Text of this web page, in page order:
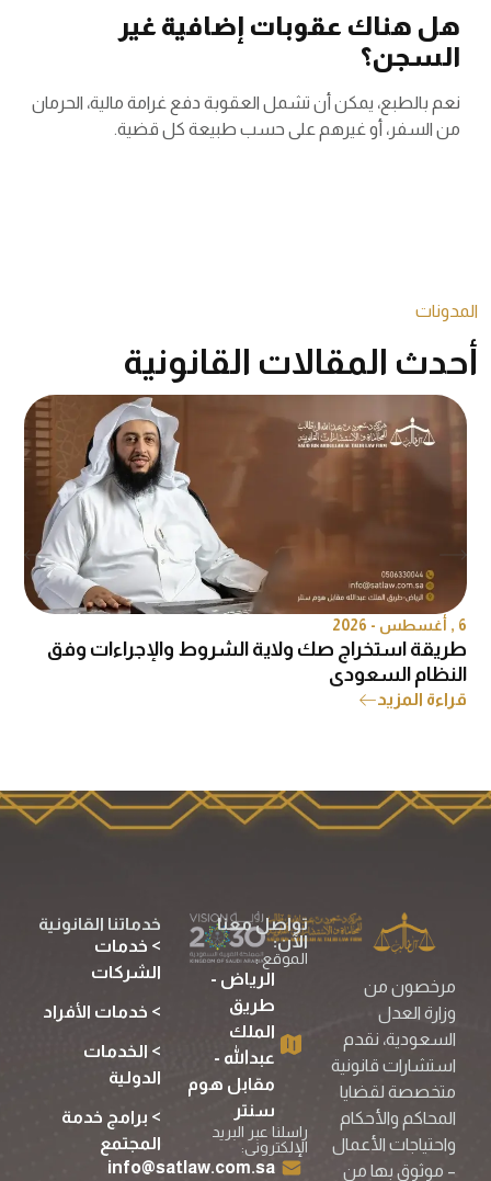
هل هناك عقوبات إضافية غير
السجن؟
نعم بالطبع، يمكن أن تشمل العقوبة دفع غرامة مالية، الحرمان
من السفر، أو غيرهم على حسب طبيعة كل قضية.
المدونات
أحدث المقالات القانونية
6 , أغسطس - 2026
طريقة استخراج صك ولاية الشروط والإجراءات وفق
النظام السعودي
قراءة المزيد
مرخصون من
وزارة العدل
السعودية، نقدم
استشارات قانونية
متخصصة لقضايا
المحاكم والأحكام
واحتياجات الأعمال
– موثوق بها من
تواصل معنا
الآن:
الموقع :
الرياض -
طريق
الملك
عبدالله -
مقابل هوم
سنتر
راسلنا عبر البريد
الإلكترونى:
info@satlaw.com.sa
خدماتنا القانونية
> خدمات
الشركات
> خدمات الأفراد
> الخدمات
الدولية
> برامج خدمة
المجتمع